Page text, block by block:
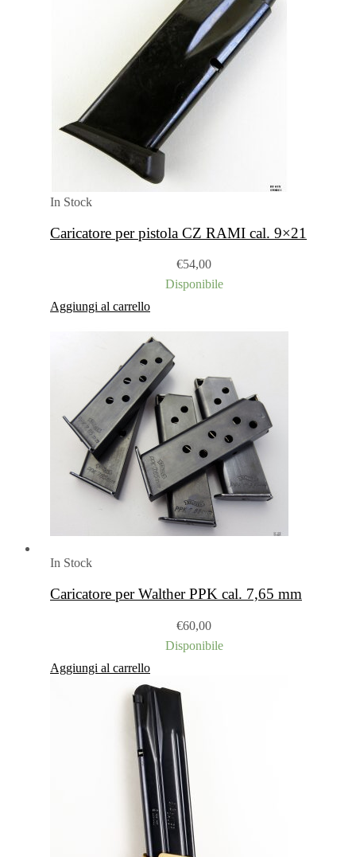
In Stock
Caricatore per pistola CZ RAMI cal. 9×21
€54,00
Disponibile
Aggiungi al carrello
In Stock
Caricatore per Walther PPK cal. 7,65 mm
€60,00
Disponibile
Aggiungi al carrello